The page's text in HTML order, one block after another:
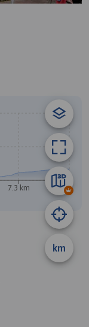
km
7.3 km 9.7 km